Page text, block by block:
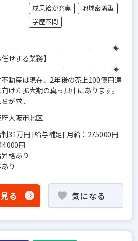
成果給が充実
地域密着型
学歴不問
任せする業務】
動産は現在、2年後の売上100億円達
けた拡大期の真っ只中にあります。
が求...
大阪市北区
制31万円 [給与補足] 月給：275000円
円
格あり
り
る 気になる